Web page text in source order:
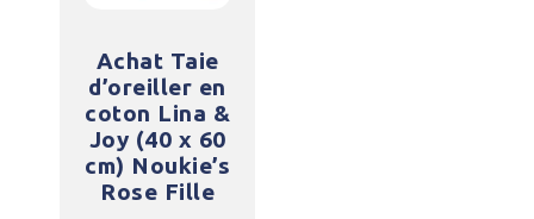
Achat Taie
d’oreiller en
coton Lina &
Joy (40 x 60
cm) Noukie’s
Rose Fille